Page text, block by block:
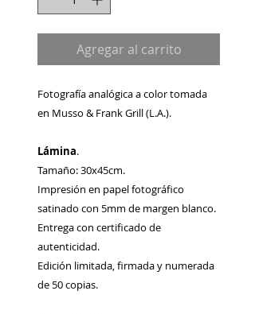
Agregar al carrito
Fotografía analógica a color tomada
en Musso & Frank Grill (L.A.).
Lámina.
Tamaño: 30x45cm.
Impresión en papel fotográfico
satinado con 5mm de margen blanco.
Entrega con certificado de
autenticidad.
Edición limitada, firmada y numerada
de 50 copias.